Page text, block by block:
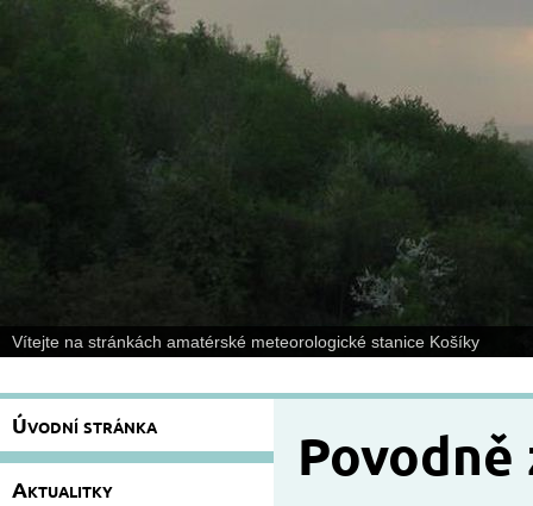
Vítejte na stránkách amatérské meteorologické stanice Košíky
Úvodní stránka
Aktualitky
Povodně